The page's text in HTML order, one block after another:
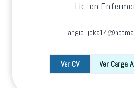
Lic. en
Ver CV Ver Carga